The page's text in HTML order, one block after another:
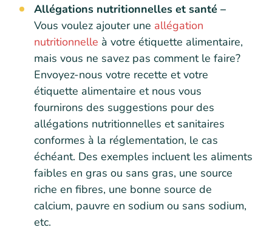
Allégations nutritionnelles et santé –
Vous voulez ajouter une allégation
nutritionnelle à votre étiquette alimentaire,
mais vous ne savez pas comment le faire?
Envoyez-nous votre recette et votre
étiquette alimentaire et nous vous
fournirons des suggestions pour des
allégations nutritionnelles et sanitaires
conformes à la réglementation, le cas
échéant. Des exemples incluent les aliments
faibles en gras ou sans gras, une source
riche en fibres, une bonne source de
calcium, pauvre en sodium ou sans sodium,
etc.